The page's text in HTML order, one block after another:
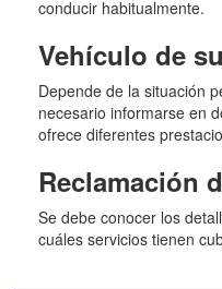
conducir habitualmente.
Vehículo de
Depende de la situación
necesario informarse en
ofrece diferentes
Reclamación
Se debe conocer los
cuáles servicios tienen